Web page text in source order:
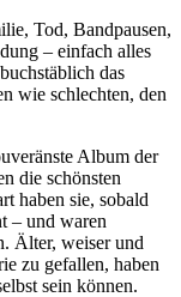
Tod, Bandpausen,
– einfach alles
das
wie schlechten, den
Album der
die schönsten
haben sie, sobald
– und waren
Älter, weiser und
zu gefallen, haben
sein können.